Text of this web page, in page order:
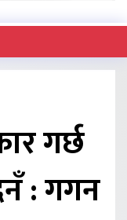
गर्छ
: गगन